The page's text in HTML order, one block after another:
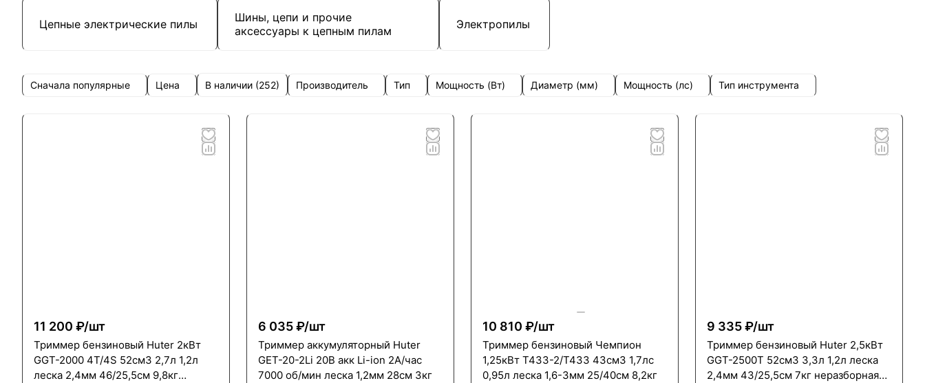
Цепные электрические пилы
Шины, цепи и прочие
аксессуары к цепным пилам
Электропилы
Сначала популярные Цена В наличии (252) Производитель Тип Мощность (Вт) Диаметр (мм) Мощность (лс) Тип инструмента
11 200 ₽/шт
Триммер бензиновый Huter 2кВт
GGT-2000 4T/4S 52см3 2,7л 1,2л
леска 2,4мм 46/25,5см 9,8кг
6 035 ₽/шт
Триммер аккумуляторный Huter
GET-20-2Li 20В акк Li-ion 2А/час
7000 об/мин леска 1,2мм 28см 3кг
10 810 ₽/шт
Триммер бензиновый Чемпион
1,25кВт Т433-2/Т433 43см3 1,7лс
0,95л леска 1,6-3мм 25/40см 8,2кг
9 335 ₽/шт
Триммер бензиновый Huter 2,5кВт
GGT-2500Т 52см3 3,3л 1,2л леска
2,4мм 43/25,5см 7кг неразборная